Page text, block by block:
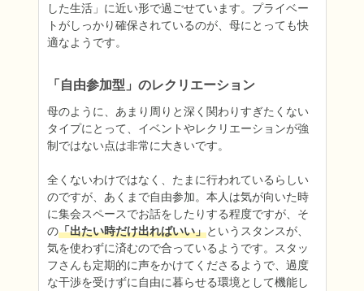
した生活」に近い形で過ごせています。プライベー
トがしっかり確保されているのが、母にとっても快
適なようです。
「自由参加型」のレクリエーション
母のように、あまり周りと深く関わりすぎたくない
タイプにとって、イベントやレクリエーションが強
制ではない点は非常に大きいです。
全くないわけではなく、たまに行われているらしい
のですが、あくまで自由参加。本人は気が向いた時
に集会スペースでお話をしたりする程度ですが、そ
の「出たい時だけ出ればいい」というスタンスが、
気を使わずに済むので合っているようです。スタッ
フさんも定期的に声をかけてくださるようで、過度
な干渉を受けずに自由に暮らせる環境として機能し